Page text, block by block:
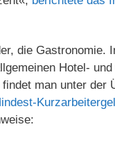
die Gastronomie.
Hotel-
man unter der